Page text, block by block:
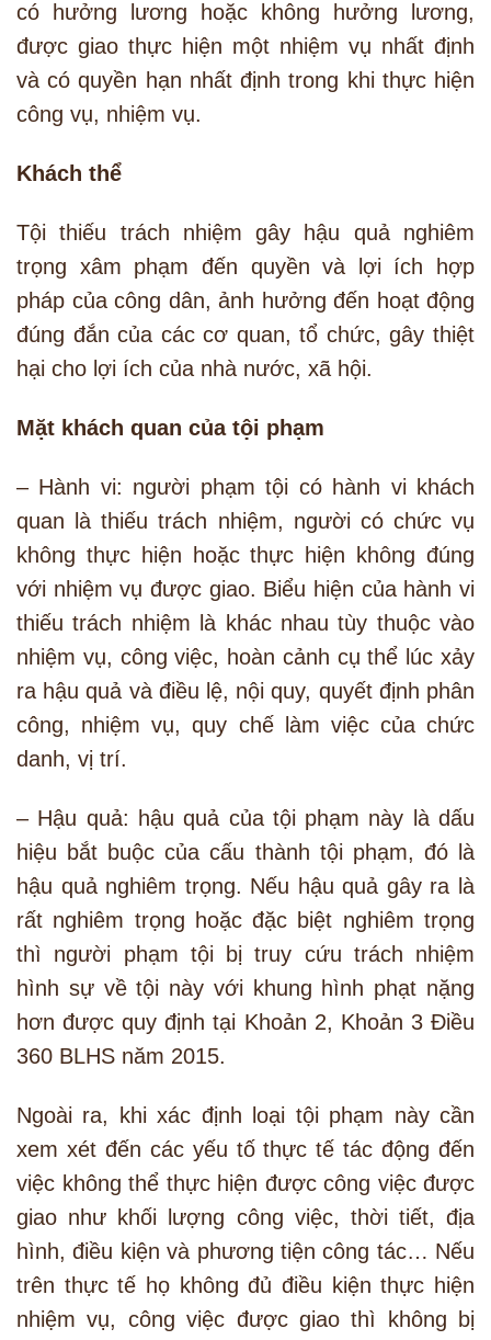
có hưởng lương hoặc không hưởng lương,
được giao thực hiện một nhiệm vụ nhất định
và có quyền hạn nhất định trong khi thực hiện
công vụ, nhiệm vụ.
Khách thể
Tội thiếu trách nhiệm gây hậu quả nghiêm
trọng xâm phạm đến quyền và lợi ích hợp
pháp của công dân, ảnh hưởng đến hoạt động
đúng đắn của các cơ quan, tổ chức, gây thiệt
hại cho lợi ích của nhà nước, xã hội.
Mặt khách quan của tội phạm
– Hành vi: người phạm tội có hành vi khách
quan là thiếu trách nhiệm, người có chức vụ
không thực hiện hoặc thực hiện không đúng
với nhiệm vụ được giao. Biểu hiện của hành vi
thiếu trách nhiệm là khác nhau tùy thuộc vào
nhiệm vụ, công việc, hoàn cảnh cụ thể lúc xảy
ra hậu quả và điều lệ, nội quy, quyết định phân
công, nhiệm vụ, quy chế làm việc của chức
danh, vị trí.
– Hậu quả: hậu quả của tội phạm này là dấu
hiệu bắt buộc của cấu thành tội phạm, đó là
hậu quả nghiêm trọng. Nếu hậu quả gây ra là
rất nghiêm trọng hoặc đặc biệt nghiêm trọng
thì người phạm tội bị truy cứu trách nhiệm
hình sự về tội này với khung hình phạt nặng
hơn được quy định tại Khoản 2, Khoản 3 Điều
360 BLHS năm 2015.
Ngoài ra, khi xác định loại tội phạm này cần
xem xét đến các yếu tố thực tế tác động đến
việc không thể thực hiện được công việc được
giao như khối lượng công việc, thời tiết, địa
hình, điều kiện và phương tiện công tác… Nếu
trên thực tế họ không đủ điều kiện thực hiện
nhiệm vụ, công việc được giao thì không bị